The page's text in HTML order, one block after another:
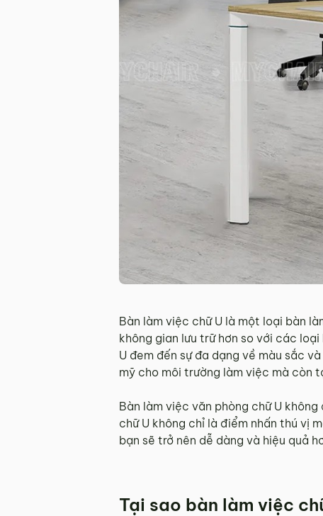
Bàn làm việc chữ U là một loại bàn
không gian lưu trữ hơn so với các
U đem đến sự đa dạng về màu sắc
mỹ cho môi trường làm việc mà còn
Bàn làm việc văn phòng chữ U
chữ U không chỉ là điểm nhấn thú vị
bạn sẽ trở nên dễ dàng và hiệu quả
Tại sao bàn làm việc